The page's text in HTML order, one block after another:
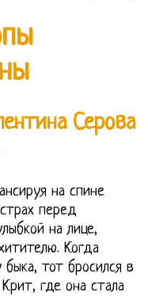
Серова
на спине
перед
на лице,
Когда
тот бросился в
где она стала